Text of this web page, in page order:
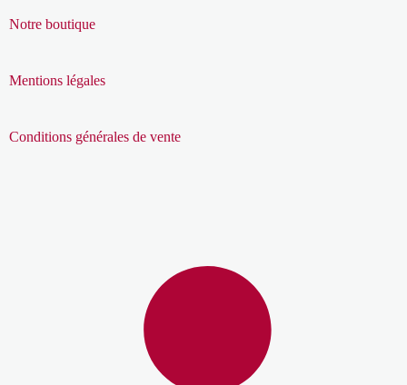
Notre boutique
Mentions légales
Conditions générales de vente